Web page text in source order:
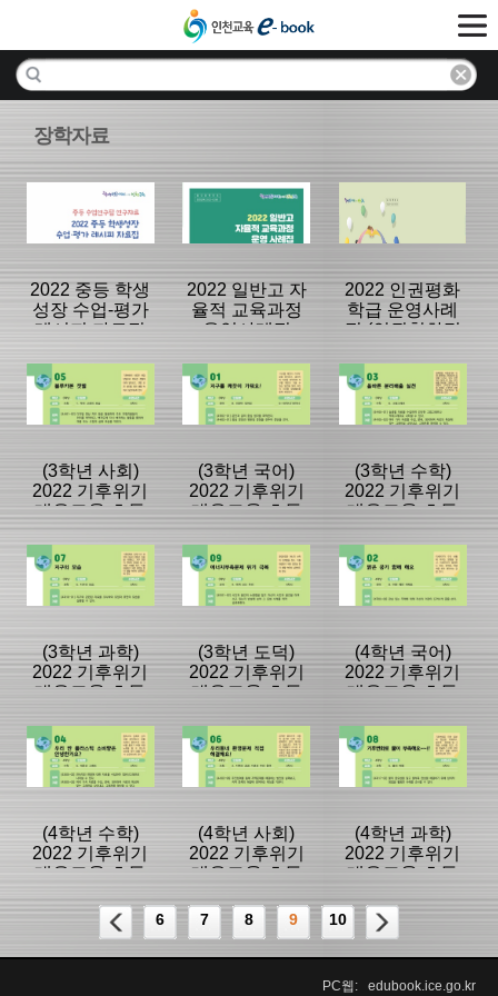
장학자료
2022 중등 학생
성장 수업-평가
레시피 자료집
분류명 : 중등
|
2023/01/02
2022 일반고 자
율적 교육과정
운영사례집
분류명 : 중등
|
2023/01/02
2022 인권평화
학급 운영사례
집 (인권친화적
분류명 : 공통
|
2022/12/26
(3학년 사회)
2022 기후위기
대응교육 초등
용 학생교재
분류명 : 초등
|
2022/12/23
문:173
(3학년 국어)
2022 기후위기
대응교육 초등
용 학생교재
분류명 : 초등
|
2022/12/23
문:71
(3학년 수학)
2022 기후위기
대응교육 초등
용 학생교재
분류명 : 초등
|
2022/12/23
문:74
(3학년 과학)
2022 기후위기
대응교육 초등
분류명 : 초등
|
등록일 :
2022/12/23
(3학년 도덕)
2022 기후위기
대응교육 초등
분류명 : 초등
|
등록일 :
2022/12/23
(4학년 국어)
2022 기후위기
대응교육 초등
분류명 : 초등
|
등록일 :
2022/12/23
|
(4학년 수학)
2022 기후위기
대응교육 초등
분류명 : 초등
(4학년 사회)
2022 기후위기
대응교육 초등
분류명 : 초등
(4학년 과학)
2022 기후위기
대응교육 초등
분류명 : 초등
6 7 8 9 10
PC웹: edubook.ice.go.kr